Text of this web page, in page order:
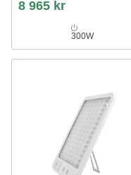
8 965 kr
300W